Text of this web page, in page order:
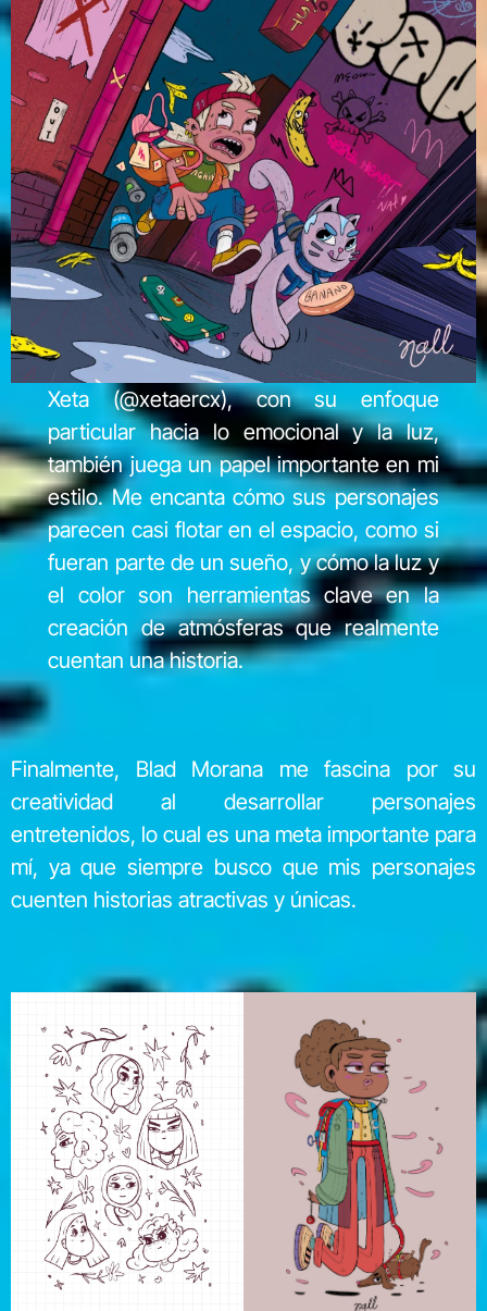
Xeta (@xetaercx), con su enfoque
particular hacia lo emocional y la luz,
también juega un papel importante en mi
estilo. Me encanta cómo sus personajes
parecen casi flotar en el espacio, como si
fueran parte de un sueño, y cómo la luz y
el color son herramientas clave en la
creación de atmósferas que realmente
cuentan una historia.
Finalmente, Blad Morana me fascina por su
creatividad al desarrollar personajes
entretenidos, lo cual es una meta importante para
mí, ya que siempre busco que mis personajes
cuenten historias atractivas y únicas.